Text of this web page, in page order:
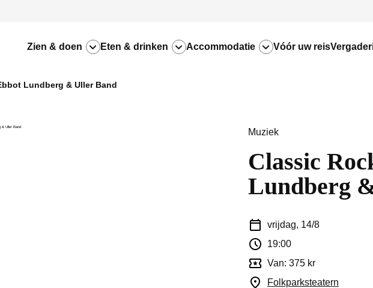
Zien & doen Eten & drinken Accommodatie Vóór uw reis
Lundberg & Uller Band
Muziek
Classic
Lundberg
vrijdag, 14/8
19:00
Van: 375 kr
Folkparksteatern